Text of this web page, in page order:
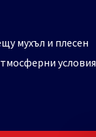
мухъл и плесен
условия